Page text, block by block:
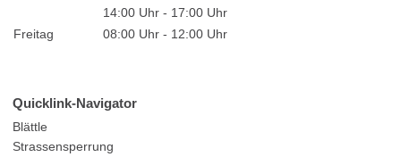
14:00 Uhr - 17:00 Uhr
Freitag
08:00 Uhr - 12:00 Uhr
Quicklink-Navigator
Blättle
Strassensperrung